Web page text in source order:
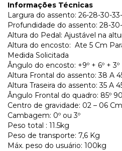
Informações Técnicas
Largura do assento: 26-28-30-
Profundidade do assento: 28-
Altura do Pedal: Ajustável na
Altura do encosto: Ate 5 Cm
Medida Solicitada
Ângulo do encosto: +9º + 6º + 3º
Altura Frontal do assento: 38 A
Altura Traseira do assento: 35 A
Ângulo Frontal do quadro: 85º
Centro de gravidade: 02 – 06 Cm
Cambagem: 0º ou 3º
Peso total : 11.5kg
Peso de transporte: 7,6 Kg
Máx. peso do usuário: 100kg